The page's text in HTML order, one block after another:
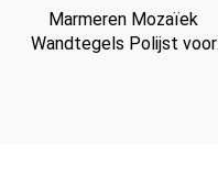
Marmeren Mozaïek
Wandtegels Polijst voor